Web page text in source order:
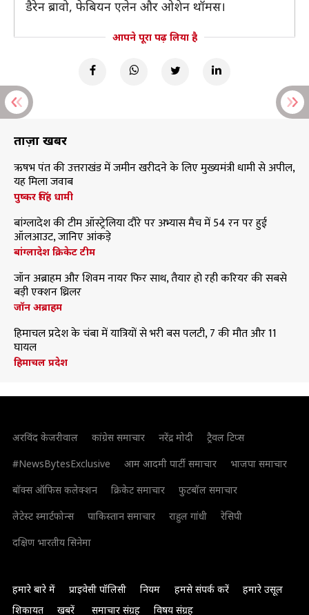
डैरेन ब्रावो, फेबियन एलेन और ओशेन थॉमस।
आपने पूरा पढ़ लिया है
ताज़ा खबरें
ऋषभ पंत की उत्तराखंड में जमीन खरीदने के लिए मुख्यमंत्री धामी से अपील,
यह मिला जवाब
पुष्कर सिंह धामी
बांग्लादेश की टीम ऑस्ट्रेलिया दौरे पर अभ्यास मैच में 54 रन पर हुई
ऑलआउट, जानिए आंकड़े
बांग्लादेश क्रिकेट टीम
जॉन अब्राहम और शिवम नायर फिर साथ, तैयार हो रही करियर की सबसे
बड़ी एक्शन थ्रिलर
जॉन अब्राहम
हिमाचल प्रदेश के चंबा में यात्रियों से भरी बस पलटी, 7 की मौत और 11
घायल
हिमाचल प्रदेश
अरविंद केजरीवाल कांग्रेस समाचार नरेंद्र मोदी
ट्रैवल टिप्स
#NewsBytesExclusive
आम आदमी पार्टी समाचार
भाजपा समाचार
बॉक्स ऑफिस कलेक्शन
क्रिकेट समाचार
फुटबॉल समाचार
लेटेस्ट स्मार्टफोन्स
पाकिस्तान समाचार राहुल गांधी
रेसिपी
दक्षिण भारतीय सिनेमा
हमारे बारे में प्राइवेसी पॉलिसी नियम हमसे संपर्क करें
हमारे उसूल
शिकायत
खबरें समाचार संग्रह विषय संग्रह